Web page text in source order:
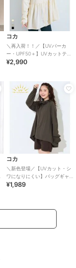
コカ
＼再入荷！！／【UVパーカ
ー・UPF50＋】UVカットティ
アードパーカー 全4色
¥2,990
コカ
＼新色登場／【UVカット・シ
ワになりにくい】バッグギャ
ザーUVパーカー 全4色
¥1,989